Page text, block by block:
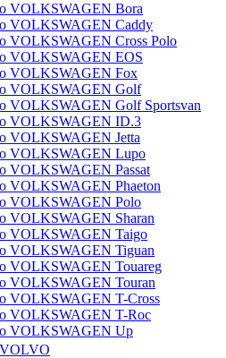
VOLKSWAGEN Bora
VOLKSWAGEN Caddy
VOLKSWAGEN Cross Polo
VOLKSWAGEN EOS
VOLKSWAGEN Fox
VOLKSWAGEN Golf
VOLKSWAGEN Golf Sportsvan
VOLKSWAGEN ID.3
VOLKSWAGEN Jetta
VOLKSWAGEN Lupo
VOLKSWAGEN Passat
VOLKSWAGEN Phaeton
VOLKSWAGEN Polo
VOLKSWAGEN Sharan
VOLKSWAGEN Taigo
VOLKSWAGEN Tiguan
VOLKSWAGEN Touareg
VOLKSWAGEN Touran
VOLKSWAGEN T-Cross
VOLKSWAGEN T-Roc
VOLKSWAGEN Up
VOLVO